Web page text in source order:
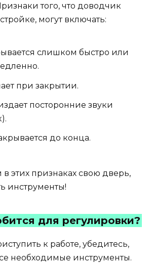
того, что доводчик
могут включать:
слишком быстро или
при закрытии.
посторонние звуки
до конца.
в этих признаках свою дверь,
инструменты!
для регулировки?
к работе, убедитесь,
необходимые инструменты.